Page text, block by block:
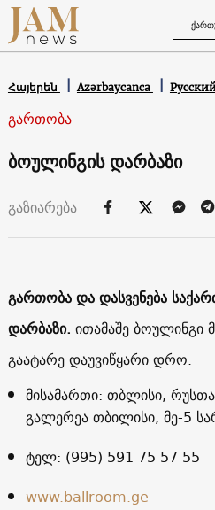
Հայերեն Azərbaycanca
გართობა
ბოულინგის დარბაზი
გაზიარება
გართობა და დასვენება
დარბაზი. ითამაშე
გაატარე დაუვიწყარი დრო.
მისამართი: თბლისი,
გალერეა თბილისი, მე-5
ტელ: (995) 591 75 57 55
www.ballroom.ge